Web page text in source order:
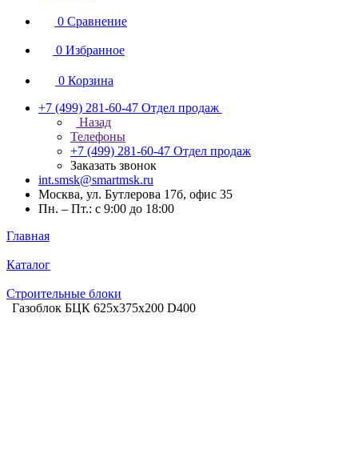
0 Сравнение
0 Избранное
0 Корзина
+7 (499) 281-60-47 Отдел продаж
Назад
Телефоны
+7 (499) 281-60-47 Отдел продаж
Заказать звонок
int.smsk@smartmsk.ru
Москва, ул. Бутлерова 17б, офис 35
Пн. – Пт.: с 9:00 до 18:00
Главная
Каталог
Строительные блоки
Газоблок БЦК 625х375х200 D400